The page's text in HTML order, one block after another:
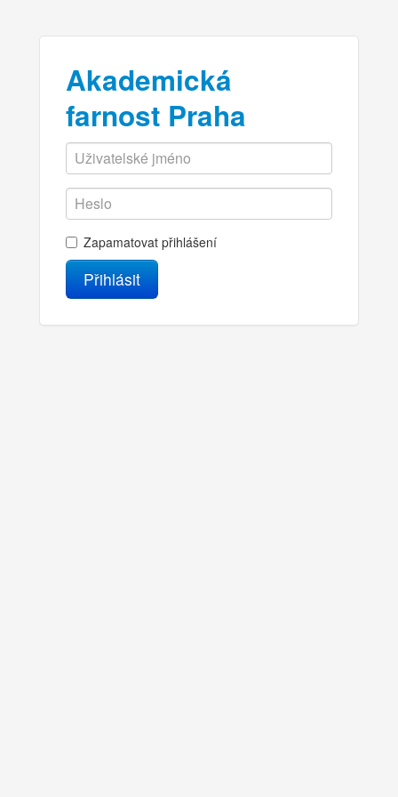
Akademická
farnost Praha
Zapamatovat přihlášení
Přihlásit